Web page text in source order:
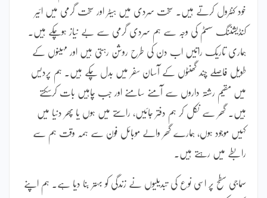
خود کنٹرول کرتے ہیں۔ سخت سردی میں ہیٹر اور سخت گرمی میں ائیر
کنڈیشننگ سسٹم کی وجہ سے ہم سردی گرمی سے بے نیاز ہوچکے ہیں۔
ہماری تاریک راتیں اب دن کی طرح روشن رہتی ہیں اور مہینوں کے
طویل فاصلے چند گھنٹوں کے آسان سفر میں بدل چکے ہیں۔ ہم پردیس
میں مقیم رشتہ داروں سے آمنے سامنے اور جب چاہیں بات کرسکتے
ہیں۔ گھر سے نکل کر ہم دفتر جائیں، راستے میں ہوں یا پھر دنیا میں
کہیں موجود ہوں، ہمارے گھر والے موبائل فون سے ہمہ وقت ہم سے
رابطے میں رہتے ہیں۔
سماجی سطح پر اسی نوع کی تبدیلیوں نے زندگی کو بہتر بنا دیا ہے۔ ہم اپنے